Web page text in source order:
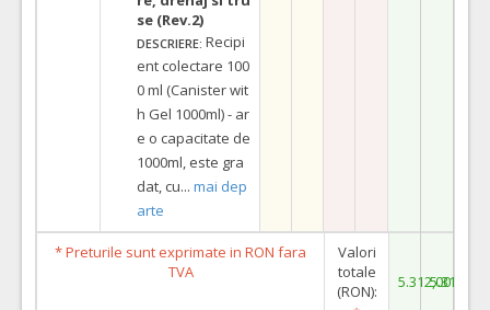
se (Rev.2)
DESCRIERE: Recipi
ent colectare 100
0 ml (Canister wit
h Gel 1000ml) - ar
e o capacitate de
1000ml, este gra
dat, cu... mai dep
arte
* Preturile sunt exprimate in RON fara
TVA
Valori
totale
(RON):
5.312,005.312,00